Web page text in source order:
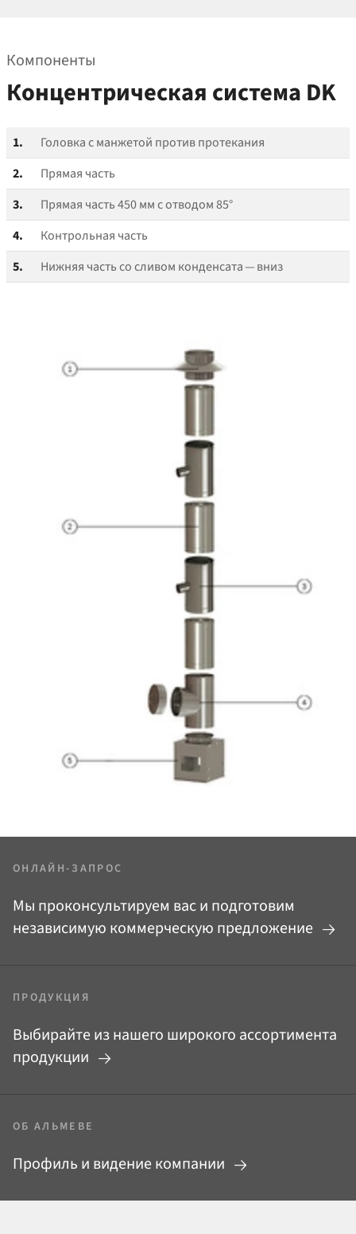
Компоненты
Концентрическая система DK
1.
Головка с манжетой против протекания
2.
Прямая часть
3.
Прямая часть 450 мм с отводом 85°
4.
Контрольная часть
5.
Нижняя часть со сливом конденсата — вниз
ОНЛАЙН-ЗАПРОС
Мы проконсультируем вас и подготовим
независимую коммерческую предложение
ПРОДУКЦИЯ
Выбирайте из нашего широкого ассортимента
продукции
ОБ АЛЬМЕВЕ
Профиль и видение компании